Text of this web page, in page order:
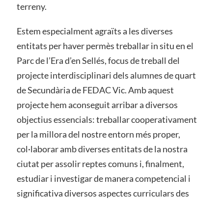
terreny.
Estem especialment agraïts a les diverses
entitats per haver permès treballar in situ en el
Parc de l’Era d’en Sellés, focus de treball del
projecte interdisciplinari dels alumnes de quart
de Secundària de FEDAC Vic. Amb aquest
projecte hem aconseguit arribar a diversos
objectius essencials: treballar cooperativament
per la millora del nostre entorn més proper,
col·laborar amb diverses entitats de la nostra
ciutat per assolir reptes comuns i, finalment,
estudiar i investigar de manera competencial i
significativa diversos aspectes curriculars des